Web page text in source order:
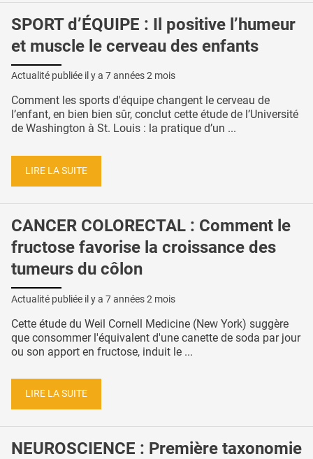
SPORT d’ÉQUIPE : Il positive l’humeur
et muscle le cerveau des enfants
Actualité publiée il y a 7 années 2 mois
Comment les sports d'équipe changent le cerveau de
l’enfant, en bien bien sûr, conclut cette étude de l’Université
de Washington à St. Louis : la pratique d’un ...
LIRE LA SUITE
CANCER COLORECTAL : Comment le
fructose favorise la croissance des
tumeurs du côlon
Actualité publiée il y a 7 années 2 mois
Cette étude du Weil Cornell Medicine (New York) suggère
que consommer l'équivalent d'une canette de soda par jour
ou son apport en fructose, induit le ...
LIRE LA SUITE
NEUROSCIENCE : Première taxonomie